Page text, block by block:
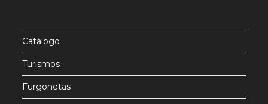
Catálogo
Turismos
Furgonetas